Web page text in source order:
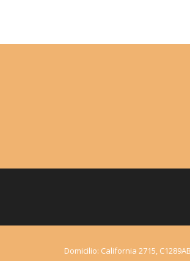
Domicilio: California 2715,